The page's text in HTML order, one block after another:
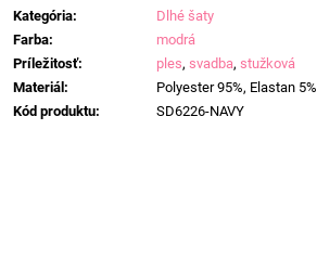
cena:
Kategória:
Dlhé šaty
Farba:
modrá
Príležitosť: ples, svadba, stužková
Materiál:
Polyester 95%, Elastan 5%
Kód produktu: SD6226-NAVY